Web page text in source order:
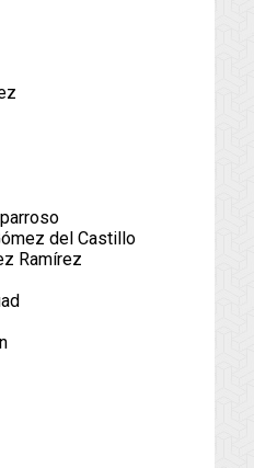
del Castillo
Ramírez